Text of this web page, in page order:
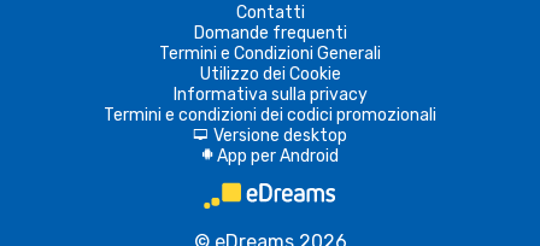
Contatti
Domande frequenti
Termini e Condizioni Generali
Utilizzo dei Cookie
Informativa sulla privacy
Termini e condizioni dei codici promozionali
d Versione desktop
A App per Android